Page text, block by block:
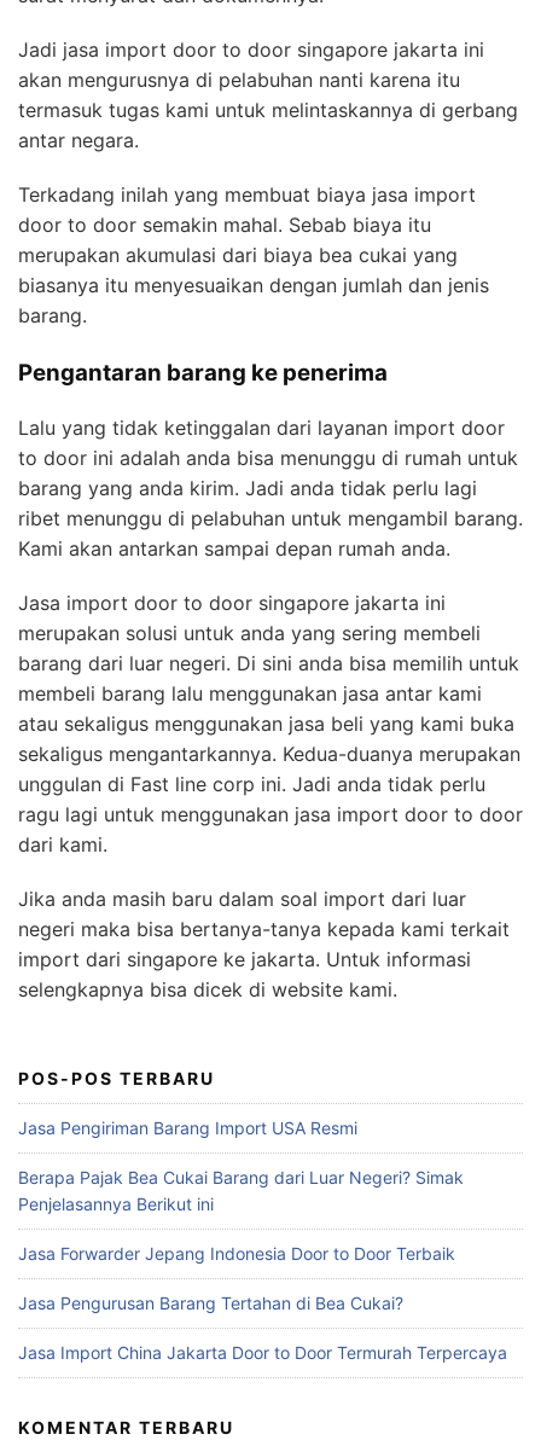
Jadi jasa import door to door singapore jakarta ini
akan mengurusnya di pelabuhan nanti karena itu
termasuk tugas kami untuk melintaskannya di gerbang
antar negara.
Terkadang inilah yang membuat biaya jasa import
door to door semakin mahal. Sebab biaya itu
merupakan akumulasi dari biaya bea cukai yang
biasanya itu menyesuaikan dengan jumlah dan jenis
barang.
Pengantaran barang ke penerima
Lalu yang tidak ketinggalan dari layanan import door
to door ini adalah anda bisa menunggu di rumah untuk
barang yang anda kirim. Jadi anda tidak perlu lagi
ribet menunggu di pelabuhan untuk mengambil barang.
Kami akan antarkan sampai depan rumah anda.
Jasa import door to door singapore jakarta ini
merupakan solusi untuk anda yang sering membeli
barang dari luar negeri. Di sini anda bisa memilih untuk
membeli barang lalu menggunakan jasa antar kami
atau sekaligus menggunakan jasa beli yang kami buka
sekaligus mengantarkannya. Kedua-duanya merupakan
unggulan di Fast line corp ini. Jadi anda tidak perlu
ragu lagi untuk menggunakan jasa import door to door
dari kami.
Jika anda masih baru dalam soal import dari luar
negeri maka bisa bertanya-tanya kepada kami terkait
import dari singapore ke jakarta. Untuk informasi
selengkapnya bisa dicek di website kami.
POS-POS TERBARU
Jasa Pengiriman Barang Import USA Resmi
Berapa Pajak Bea Cukai Barang dari Luar Negeri? Simak
Penjelasannya Berikut ini
Jasa Forwarder Jepang Indonesia Door to Door Terbaik
Jasa Pengurusan Barang Tertahan di Bea Cukai?
Jasa Import China Jakarta Door to Door Termurah Terpercaya
KOMENTAR TERBARU